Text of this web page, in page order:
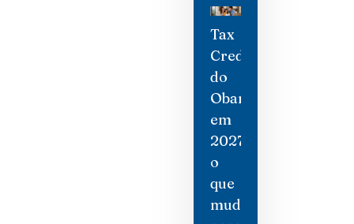
Tax
Credit
do
Obamacare
em
2027:
o
que
mudou